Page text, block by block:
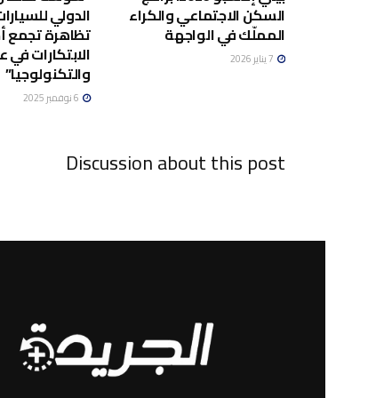
السكن الاجتماعي والكراء
المملّك في الواجهة تظاهرة تجمع
الابتكارات في
والتكنولوجيا”
Discussion about this post